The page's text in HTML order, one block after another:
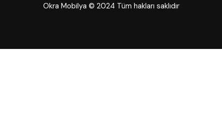
Okra Mobilya © 2024 Tüm hakları saklıdır